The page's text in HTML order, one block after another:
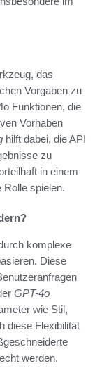
das
Vorgaben zu
Funktionen, die
Vorhaben
hilft dabei, die API
zu
in einem
Rolle spielen.
komplexe
Diese
GPT-4o
wie Stil,
diese Flexibilität
werden.